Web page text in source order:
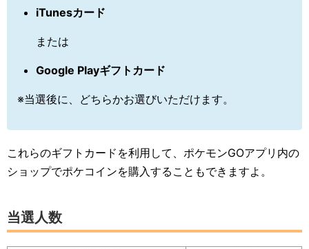
iTunesカード
または
Google Playギフトカード
※当選後に、どちらかお選びいただけます。
これらのギフトカードを利用して、ポケモンGOアプリ内の
ショップでポケコインを購入することもできますよ。
当選人数